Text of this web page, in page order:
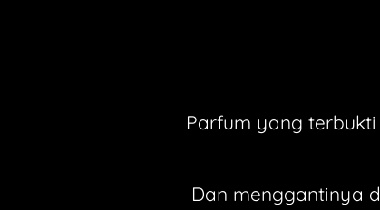
Parfum yang
Dan menggantinya